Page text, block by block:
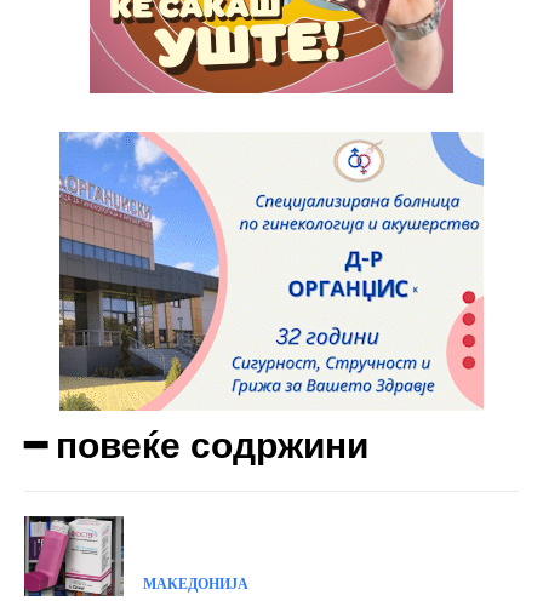
Orci varius natoque dolor
Yearly pricing Monthly pricing
━ повеќе содржини
МАКЕДОНИЈА